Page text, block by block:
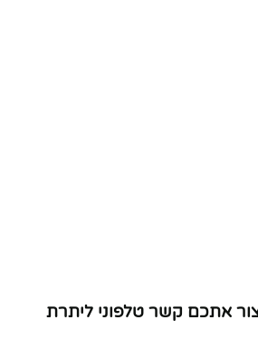
אספקה של עד 14 ימי עסקים – נציג מטעמינו יצור אתכם קשר טלפוני ליתרת